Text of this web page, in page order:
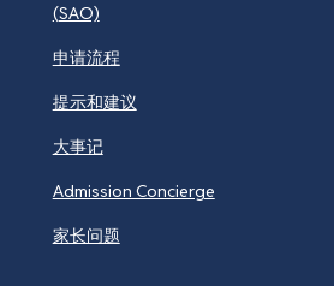
(SAO)
申请流程
提示和建议
大事记
Admission Concierge
家长问题